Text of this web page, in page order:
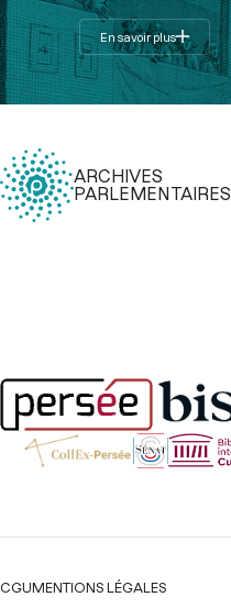
En savoir plus
ARCHIVES
PARLEMENTAIRES
CGUMENTIONS LÉGALES